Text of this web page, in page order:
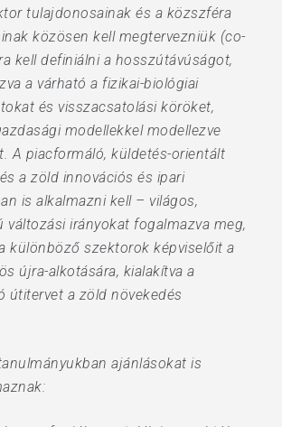
tulajdonosainak és a közszféra
közösen kell megtervezniük (co-
kell definiálni a hosszútávúságot,
a várható a fizikai-biológiai
és visszacsatolási köröket,
modellekkel modellezve
A piacformáló, küldetés-orientált
a zöld innovációs és ipari
is alkalmazni kell – világos,
változási irányokat fogalmazva meg,
különböző szektorok képviselőit a
újra-alkotására, kialakítva a
útitervet a zöld növekedés
ajánlásokat is